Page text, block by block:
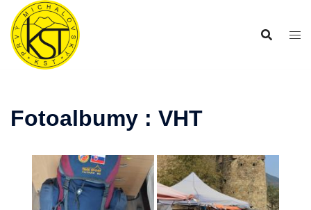
Preskočiť
obsah
Fotoalbumy : VHT